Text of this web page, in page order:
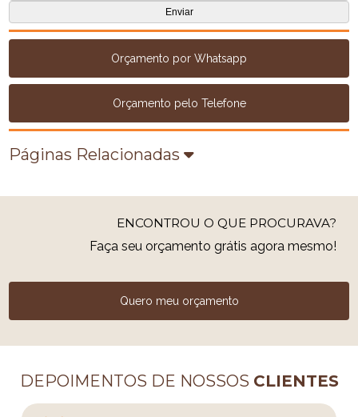
Orçamento por Whatsapp
Orçamento pelo Telefone
Páginas Relacionadas
ENCONTROU O QUE PROCURAVA?
Faça seu orçamento grátis agora mesmo!
Quero meu orçamento
DEPOIMENTOS DE NOSSOS CLIENTES